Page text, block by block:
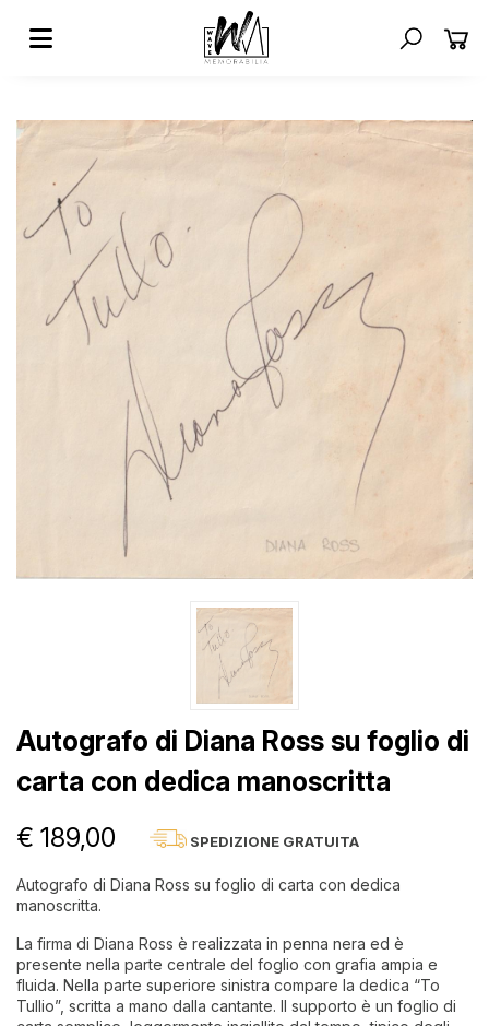
Autografo di Diana Ross su foglio di
carta con dedica manoscritta
€ 189,00 SPEDIZIONE GRATUITA
Autografo di Diana Ross su foglio di carta con dedica
manoscritta.
La firma di Diana Ross è realizzata in penna nera ed è
presente nella parte centrale del foglio con grafia ampia e
fluida. Nella parte superiore sinistra compare la dedica “To
Tullio”, scritta a mano dalla cantante. Il supporto è un foglio di